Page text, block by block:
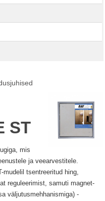
ST
mis
ja veearvestitele.
mudelil tsentreeritud hing,
reguleerimist, samuti magnet-
väljutusmehhanismiga) -